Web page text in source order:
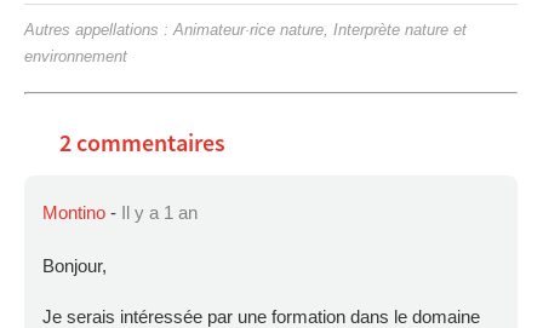
Autres appellations : Animateur·rice nature, Interprète nature et
environnement
2 commentaires
Montino - Il y a 1 an
Bonjour,
Je serais intéressée par une formation dans le domaine